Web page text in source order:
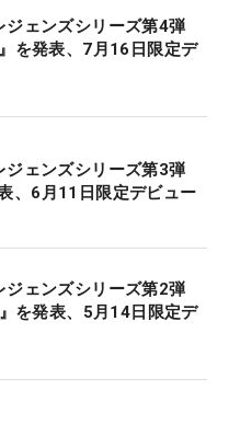
ジェンズシリーズ第4弾
を発表、7月16日限定デ
ジェンズシリーズ第3弾
、6月11日限定デビュー
ジェンズシリーズ第2弾
を発表、5月14日限定デ